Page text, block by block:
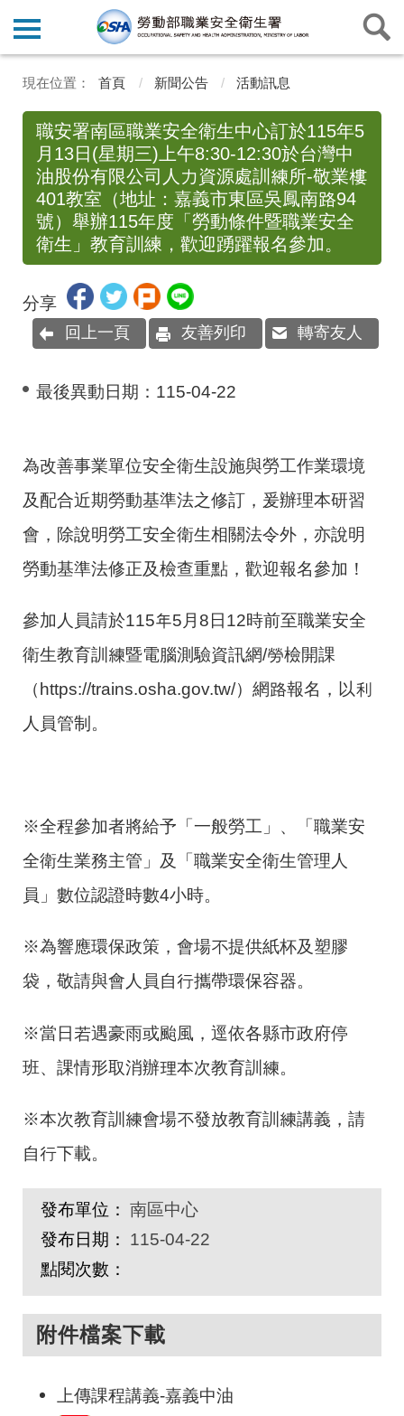
首頁 新聞公告 活動訊息
職安署南區職業安全衛生中心訂於115年5
月13日(星期三)上午8:30-12:30於台灣中
油股份有限公司人力資源處訓練所-敬業樓
401教室（地址：嘉義市東區吳鳳南路94
號）舉辦115年度「勞動條件暨職業安全
衛生」教育訓練，歡迎踴躍報名參加。
分享
回上一頁 友善列印 轉寄友人
最後異動日期： 115-04-22
為改善事業單位安全衛生設施與勞工作業環境
及配合近期勞動基準法之修訂，爰辦理本研習
會，除說明勞工安全衛生相關法令外，亦說明
勞動基準法修正及檢查重點，歡迎報名參加！
參加人員請於115年5月8日12時前至職業安全
衛生教育訓練暨電腦測驗資訊網/勞檢開課
（https://trains.osha.gov.tw/）網路報名，以利
人員管制。
※全程參加者將給予「一般勞工」、「職業安
全衛生業務主管」及「職業安全衛生管理人
員」數位認證時數4小時。
※為響應環保政策，會場不提供紙杯及塑膠
袋，敬請與會人員自行攜帶環保容器。
※當日若遇豪雨或颱風，逕依各縣市政府停
班、課情形取消辦理本次教育訓練。
※本次教育訓練會場不發放教育訓練講義，請
自行下載。
發布單位： 南區中心
發布日期：
115-04-22
點閱次數：
附件檔案下載
上傳課程講義-嘉義中油